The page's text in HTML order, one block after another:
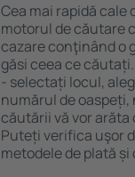
Cea mai rapidă cale
motorul de căutare
cazare conţinând o
găsi ceea ce
- selectați locul,
numărul de
căutării vă vor
Puteți verifica uşor
metodele de plată și